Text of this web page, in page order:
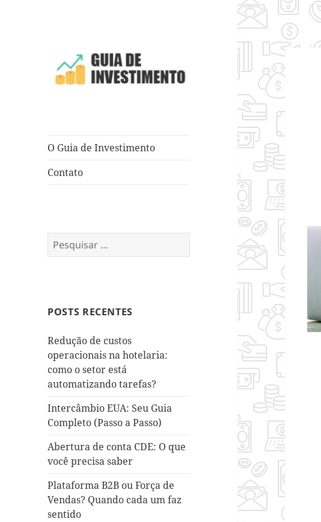
O Guia de Investimento
Contato
Pesquisar
por:
POSTS RECENTES
Redução de custos
operacionais na hotelaria:
como o setor está
automatizando tarefas?
Intercâmbio EUA: Seu Guia
Completo (Passo a Passo)
Abertura de conta CDE: O que
você precisa saber
Plataforma B2B ou Força de
Vendas? Quando cada um faz
sentido